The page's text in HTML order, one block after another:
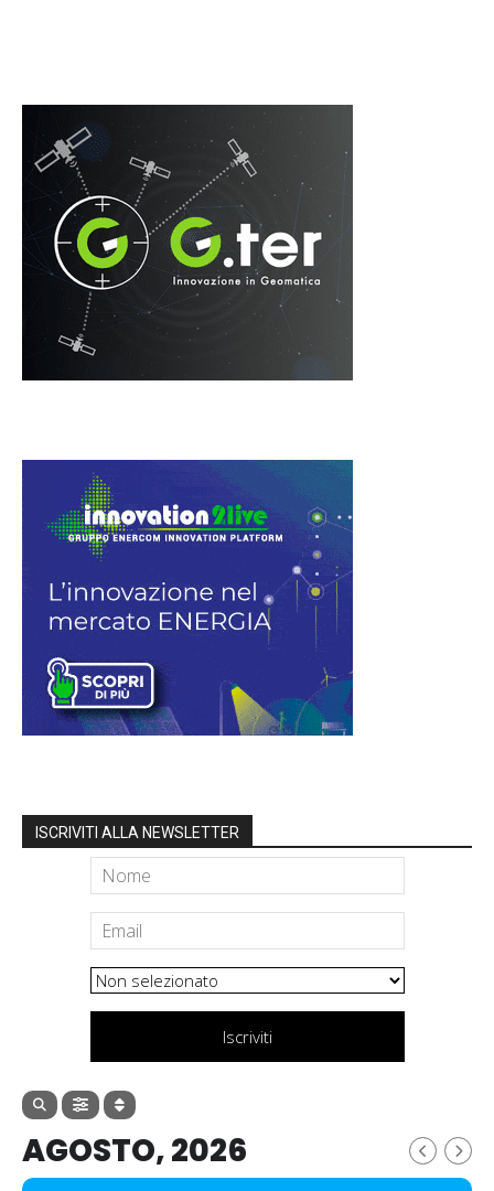
ISCRIVITI ALLA NEWSLETTER
Iscriviti
AGOSTO, 2026